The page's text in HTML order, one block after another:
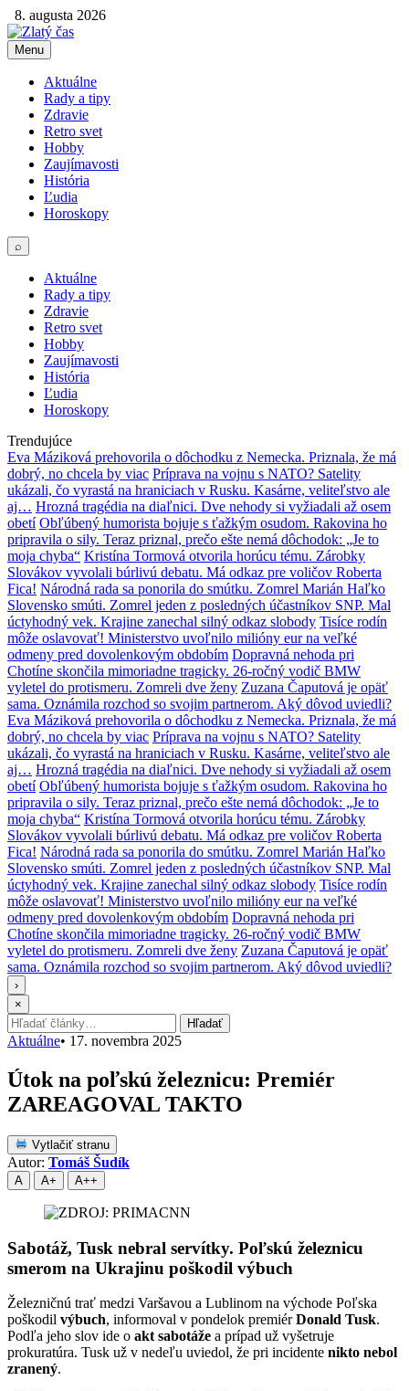
8. augusta 2026
Menu
Aktuálne
Rady a tipy
Zdravie
Retro svet
Hobby
Zaujímavosti
História
Ľudia
Horoskopy
⌕
Aktuálne
Rady a tipy
Zdravie
Retro svet
Hobby
Zaujímavosti
História
Ľudia
Horoskopy
Trendujúce
Eva Máziková prehovorila o dôchodku z Nemecka. Priznala, že má
dobrý, no chcela by viac Príprava na vojnu s NATO? Satelity
ukázali, čo vyrastá na hraniciach v Rusku. Kasárne, veliteľstvo ale
aj… Hrozná tragédia na diaľnici. Dve nehody si vyžiadali až osem
obetí Obľúbený humorista bojuje s ťažkým osudom. Rakovina ho
pripravila o sily. Teraz priznal, prečo ešte nemá dôchodok: „Je to
moja chyba“ Kristína Tormová otvorila horúcu tému. Zárobky
Slovákov vyvolali búrlivú debatu. Má odkaz pre voličov Roberta
Fica! Národná rada sa ponorila do smútku. Zomrel Marián Haľko
Slovensko smúti. Zomrel jeden z posledných účastníkov SNP. Mal
úctyhodný vek. Krajine zanechal silný odkaz slobody Tisíce rodín
môže oslavovať! Ministerstvo uvoľnilo milióny eur na veľké
odmeny pred dovolenkovým obdobím Dopravná nehoda pri
Chotíne skončila mimoriadne tragicky. 26-ročný vodič BMW
vyletel do protismeru. Zomreli dve ženy Zuzana Čaputová je opäť
sama. Oznámila rozchod so svojim partnerom. Aký dôvod uviedli?
Eva Máziková prehovorila o dôchodku z Nemecka. Priznala, že má
dobrý, no chcela by viac Príprava na vojnu s NATO? Satelity
ukázali, čo vyrastá na hraniciach v Rusku. Kasárne, veliteľstvo ale
aj… Hrozná tragédia na diaľnici. Dve nehody si vyžiadali až osem
obetí Obľúbený humorista bojuje s ťažkým osudom. Rakovina ho
pripravila o sily. Teraz priznal, prečo ešte nemá dôchodok: „Je to
moja chyba“ Kristína Tormová otvorila horúcu tému. Zárobky
Slovákov vyvolali búrlivú debatu. Má odkaz pre voličov Roberta
Fica! Národná rada sa ponorila do smútku. Zomrel Marián Haľko
Slovensko smúti. Zomrel jeden z posledných účastníkov SNP. Mal
úctyhodný vek. Krajine zanechal silný odkaz slobody Tisíce rodín
môže oslavovať! Ministerstvo uvoľnilo milióny eur na veľké
odmeny pred dovolenkovým obdobím Dopravná nehoda pri
Chotíne skončila mimoriadne tragicky. 26-ročný vodič BMW
vyletel do protismeru. Zomreli dve ženy Zuzana Čaputová je opäť
sama. Oznámila rozchod so svojim partnerom. Aký dôvod uviedli?
›
×
Hľadať: Hľadať
Aktuálne• 17. novembra 2025
Útok na poľskú železnicu: Premiér
ZAREAGOVAL TAKTO
Vytlačiť stranu
Autor: Tomáš Šudík
A A+ A++
Sabotáž, Tusk nebral servítky. Poľskú železnicu
smerom na Ukrajinu poškodil výbuch
Železničnú trať medzi Varšavou a Lublinom na východe Poľska
poškodil výbuch, informoval v pondelok premiérDonald Tusk.
Podľa jeho slov ide o akt sabotáže a prípad už vyšetruje
prokuratúra. Tusk už v nedeľu uviedol, že pri incidente nikto nebol
zranený.